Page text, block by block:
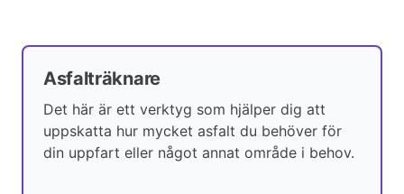
Asfalträknare
Det här är ett verktyg som hjälper dig att
uppskatta hur mycket asfalt du behöver för
din uppfart eller något annat område i behov.